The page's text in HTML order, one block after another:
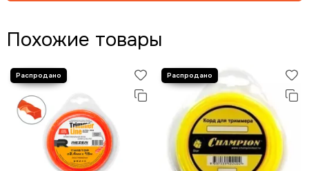
Похожие товары